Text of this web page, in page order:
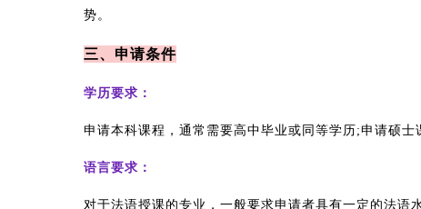
势。
三、申请条件
学历要求：
申请本科课程，通常需要高中毕业或同等学历;申请硕士
语言要求：
对于法语授课的专业，一般要求申请者具有一定的法